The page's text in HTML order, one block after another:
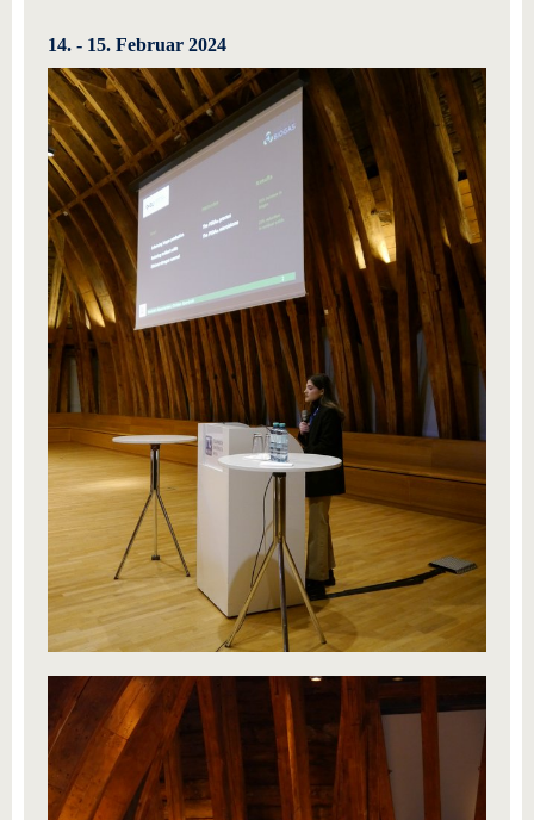
14. - 15. Februar 2024